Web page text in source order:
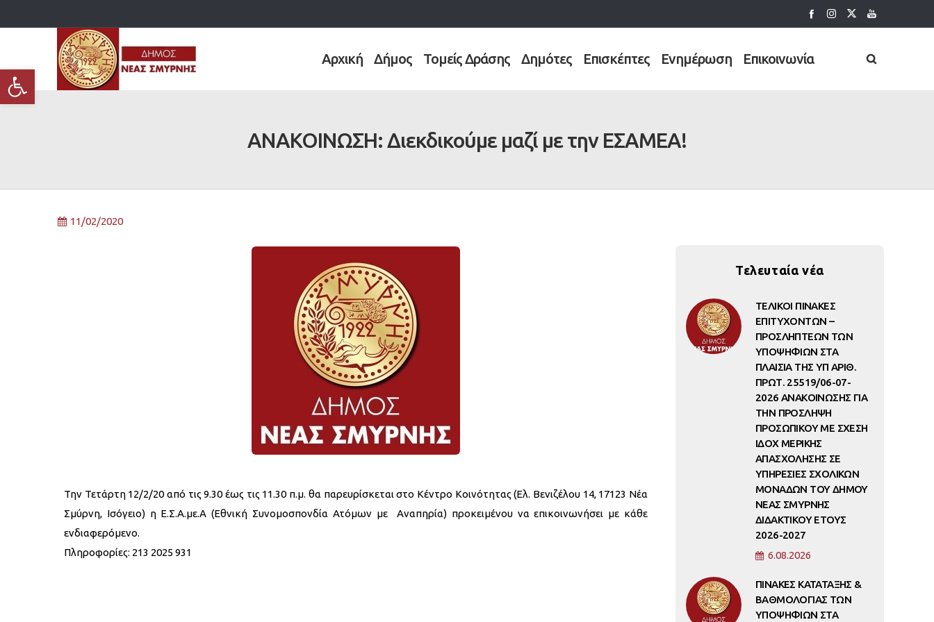
Ανοίξτε τη γραμμή εργαλείων
Αρχική Δήμος Τομείς Δράσης Δημότες Επισκέπτες Ενημέρωση Επικοινωνία
ΑΝΑΚΟΙΝΩΣΗ: Διεκδικούμε μαζί με την ΕΣΑΜΕΑ!
11/02/2020
Την Τετάρτη 12/2/20 από τις 9.30 έως τις 11.30 π.μ. θα παρευρίσκεται στο Κέντρο Κοινότητας (Ελ. Βενιζέλου 14, 17123 Νέα
Σμύρνη, Ισόγειο) η Ε.Σ.Α.με.Α (Εθνική Συνομοσπονδία Ατόμων με Αναπηρία) προκειμένου να επικοινωνήσει με κάθε
ενδιαφερόμενο.
Πληροφορίες: 213 2025 931
Τελευταία νέα
ΤΕΛΙΚΟΙ ΠΙΝΑΚΕΣ
ΕΠΙΤΥΧΟΝΤΩΝ –
ΠΡΟΣΛΗΠΤΕΩΝ ΤΩΝ
ΥΠΟΨΗΦΙΩΝ ΣΤΑ
ΠΛΑΙΣΙΑ ΤΗΣ ΥΠ ΑΡΙΘ.
ΠΡΩΤ. 25519/06-07-
2026 ΑΝΑΚΟΙΝΩΣΗΣ ΓΙΑ
ΤΗΝ ΠΡΟΣΛΗΨΗ
ΠΡΟΣΩΠΙΚΟΥ ΜΕ ΣΧΕΣΗ
ΙΔΟΧ ΜΕΡΙΚΗΣ
ΑΠΑΣΧΟΛΗΣΗΣ ΣΕ
ΥΠΗΡΕΣΙΕΣ ΣΧΟΛΙΚΩΝ
ΜΟΝΑΔΩΝ ΤΟΥ ΔΗΜΟΥ
ΝΕΑΣ ΣΜΥΡΝΗΣ
ΔΙΔΑΚΤΙΚΟΥ ΕΤΟΥΣ
2026-2027
6.08.2026
ΠΙΝΑΚΕΣ ΚΑΤΑΤΑΞΗΣ &
ΒΑΘΜΟΛΟΓΙΑΣ ΤΩΝ
ΥΠΟΨΗΦΙΩΝ ΣΤΑ